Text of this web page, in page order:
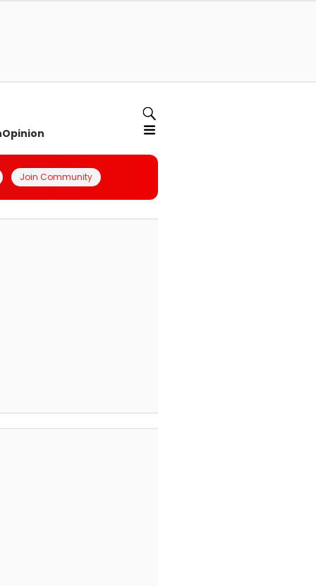
Opinion
Join Community